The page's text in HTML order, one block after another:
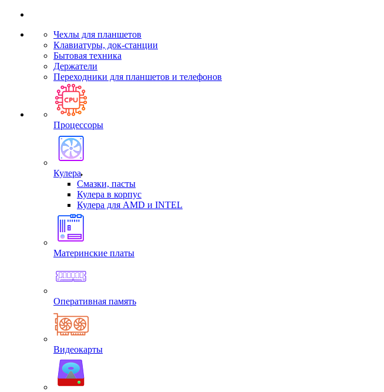
Чехлы для планшетов
Клавиатуры, док-станции
Бытовая техника
Держатели
Переходники для планшетов и телефонов
Процессоры
Кулера
Смазки, пасты
Кулера в корпус
Кулера для AMD и INTEL
Материнские платы
Оперативная память
Видеокарты